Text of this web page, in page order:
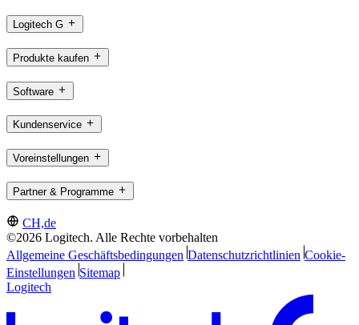
Logitech G
Produkte kaufen
Software
Kundenservice
Voreinstellungen
Partner & Programme
CH,de
©2026 Logitech. Alle Rechte vorbehalten
Allgemeine Geschäftsbedingungen Datenschutzrichtlinien Cookie-
Einstellungen Sitemap
Logitech